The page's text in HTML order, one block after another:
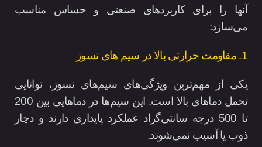
آنها را برای کاربردهای صنعتی و حساس مناسب
می‌سازد:
1. مقاومت حرارتی بالا در سیم های نسوز
یکی از مهم‌ترین ویژگی‌های سیم‌های نسوز، توانایی
تحمل دماهای بالا است. این سیم‌ها در دماهایی بین 200
تا 500 درجه سانتی‌گراد عملکرد پایداری دارند و دچار
ذوب یا آسیب نمی‌شوند.